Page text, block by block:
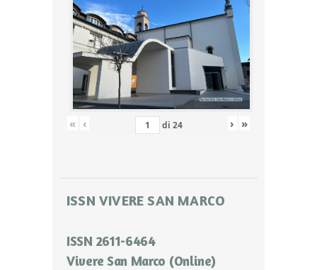
« ‹ di 24 › »
ISSN VIVERE SAN MARCO
ISSN 2611-6464
Vivere San Marco (Online)